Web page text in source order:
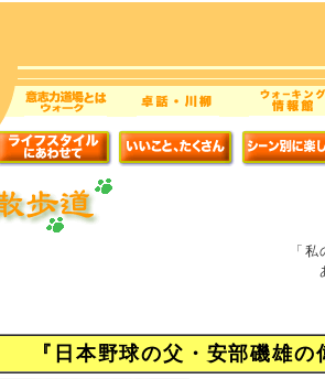
「
『日本野球の父・安部磯雄